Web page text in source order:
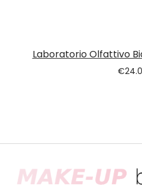
Laboratorio Olfattivo
€